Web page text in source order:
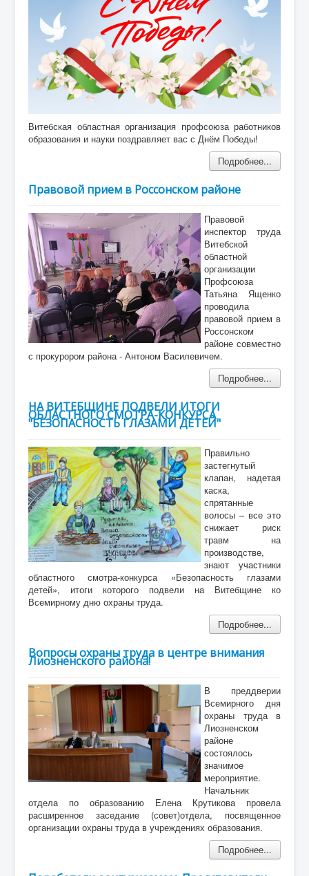
Витебская областная организация профсоюза работников
образования и науки поздравляет вас с Днём Победы!
Подробнее...
Правовой прием в Россонском районе
Правовой
инспектор труда
Витебской
областной
организации
Профсоюза
Татьяна Ященко
проводила
правовой прием в
Россонском
районе совместно
с прокурором района - Антоном Василевичем.
Подробнее...
НА ВИТЕБЩИНЕ ПОДВЕЛИ ИТОГИ
ОБЛАСТНОГО СМОТРА-КОНКУРСА
"БЕЗОПАСНОСТЬ ГЛАЗАМИ ДЕТЕЙ"
Правильно
застегнутый
клапан, надетая
каска,
спрятанные
волосы – все это
снижает риск
травм на
производстве,
знают участники
областного смотра-конкурса «Безопасность глазами
детей», итоги которого подвели на Витебщине ко
Всемирному дню охраны труда.
Подробнее...
Вопросы охраны труда в центре внимания
Лиозненского района!
В преддверии
Всемирного дня
охраны труда в
Лиозненском
районе
состоялось
значимое
мероприятие.
Начальник
отдела по образованию Елена Крутикова провела
расширенное заседание (совет)отдела, посвященное
организации охраны труда в учреждениях образования.
Подробнее...